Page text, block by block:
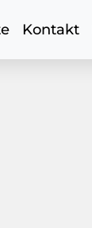
Kontakt